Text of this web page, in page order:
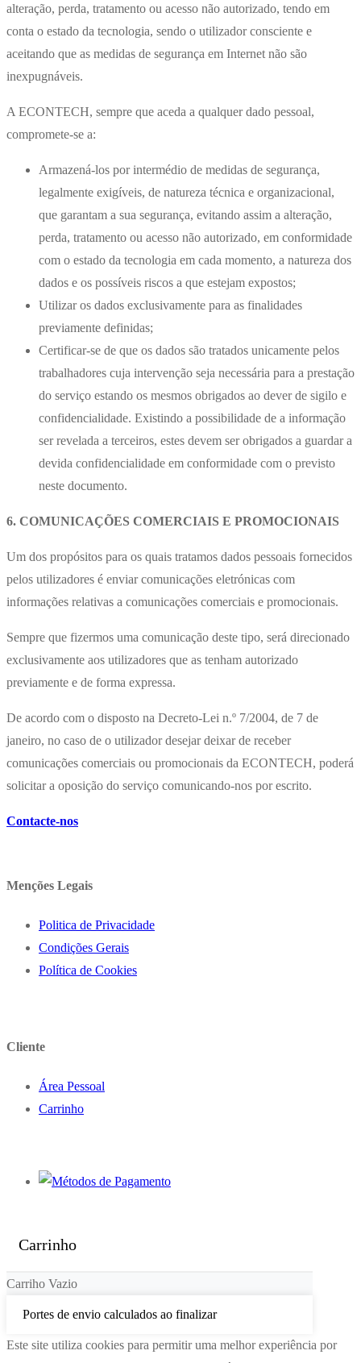
alteração, perda, tratamento ou acesso não autorizado, tendo em
conta o estado da tecnologia, sendo o utilizador consciente e
aceitando que as medidas de segurança em Internet não são
inexpugnáveis.
A ECONTECH, sempre que aceda a qualquer dado pessoal,
compromete-se a:
Armazená-los por intermédio de medidas de segurança,
legalmente exigíveis, de natureza técnica e organizacional,
que garantam a sua segurança, evitando assim a alteração,
perda, tratamento ou acesso não autorizado, em conformidade
com o estado da tecnologia em cada momento, a natureza dos
dados e os possíveis riscos a que estejam expostos;
Utilizar os dados exclusivamente para as finalidades
previamente definidas;
Certificar-se de que os dados são tratados unicamente pelos
trabalhadores cuja intervenção seja necessária para a prestação
do serviço estando os mesmos obrigados ao dever de sigilo e
confidencialidade. Existindo a possibilidade de a informação
ser revelada a terceiros, estes devem ser obrigados a guardar a
devida confidencialidade em conformidade com o previsto
neste documento.
6. COMUNICAÇÕES COMERCIAIS E PROMOCIONAIS
Um dos propósitos para os quais tratamos dados pessoais fornecidos
pelos utilizadores é enviar comunicações eletrónicas com
informações relativas a comunicações comerciais e promocionais.
Sempre que fizermos uma comunicação deste tipo, será direcionado
exclusivamente aos utilizadores que as tenham autorizado
previamente e de forma expressa.
De acordo com o disposto na Decreto-Lei n.º 7/2004, de 7 de
janeiro, no caso de o utilizador desejar deixar de receber
comunicações comerciais ou promocionais da ECONTECH, poderá
solicitar a oposição do serviço comunicando-nos por escrito.
Contacte-nos
Menções Legais
Politica de Privacidade
Condições Gerais
Política de Cookies
Cliente
Área Pessoal
Carrinho
Carrinho
Carriho Vazio
Portes de envio calculados ao finalizar
Este site utiliza cookies para permitir uma melhor experiência por